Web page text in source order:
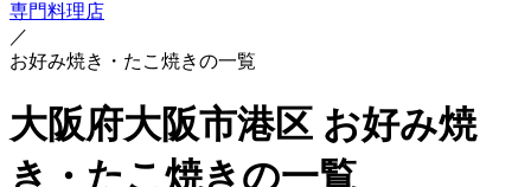
専門料理店
／
お好み焼き・たこ焼きの一覧
大阪府大阪市港区 お好み焼
き・たこ焼きの一覧